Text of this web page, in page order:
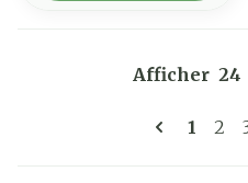
Vous
1 2
Afficher